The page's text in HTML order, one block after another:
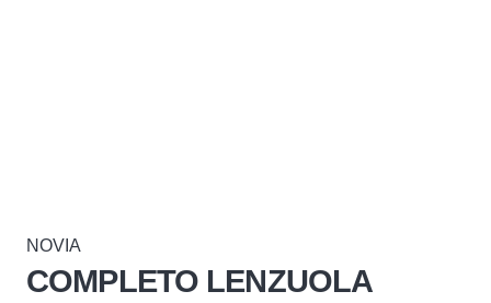
NOVIA
COMPLETO LENZUOLA